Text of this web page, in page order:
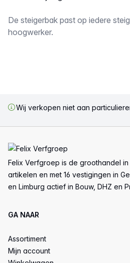
Omschrijving
De steigerbak past op iedere
hoogwerker.
Wij verkopen niet aan
Felix Verfgroep is de groothandel
artikelen en met 16 vestigingen in
en Limburg actief in Bouw, DHZ en
GA NAAR
Assortiment
Mijn account